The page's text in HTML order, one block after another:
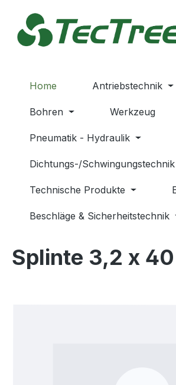
Hauptinhalt springen
Zur Suche springen
Zur Hauptnavigation springen
Home Antriebstechnik
Bohren Werkzeug
Pneumatik - Hydraulik
Dichtungs-/Schwingungstechnik
Technische Produkte
Beschläge & Sicherheitstechnik
Splinte 3,2 x